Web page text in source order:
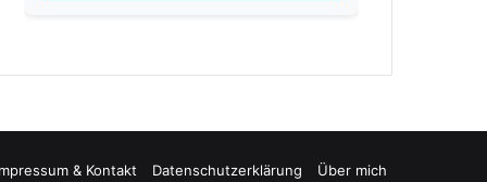
& Kontakt Datenschutzerklärung Über mich